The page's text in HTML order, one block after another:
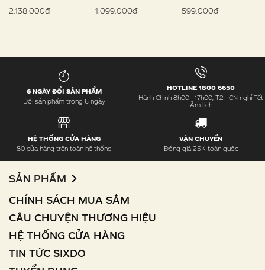
2.138.000đ
1.099.000đ
599.000đ
6 NGÀY ĐỔI SẢN PHẨM
Đổi sản phẩm trong 6 ngày
HOTLINE 1800 6650
Hành Chính 8h00 - 17h00, T2 - CN nghỉ Tết
Âm lịch
HỆ THỐNG CỬA HÀNG
80 cửa hàng trên toàn hệ thống
VẬN CHUYỂN
Đồng giá 25K toàn quốc
SẢN PHẨM
CHÍNH SÁCH MUA SẮM
CÂU CHUYỆN THƯƠNG HIỆU
HỆ THỐNG CỬA HÀNG
TIN TỨC SIXDO